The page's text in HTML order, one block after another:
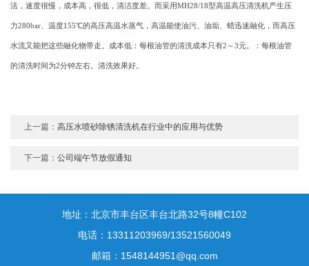
法，速度很慢，成本高，很低，清洁度差。而采用MH28/18型高温高压清洗机产生压
力280bar、温度155℃的高压高温水蒸气，高温能使油污、油垢、蜡迅速融化，而高压
水流又能把这些融化物带走。成本低：每根油管的清洗成本只有2～3元。：每根油管
的清洗时间为2分钟左右。清洗效果好。
上一篇：高压水喷砂除锈清洗机在行业中的应用与优势
下一篇：公司端午节放假通知
地址：北京市丰台区丰台北路32号8幢C102
电话：13311203969/13521560049
邮箱：1548144951@qq.com